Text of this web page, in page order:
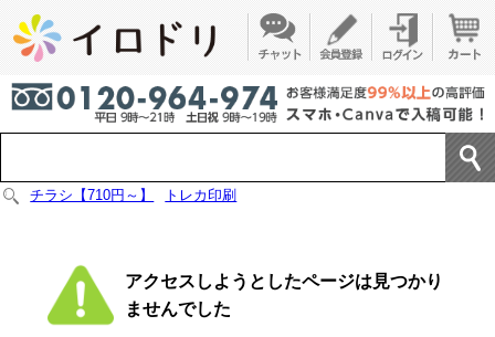
チラシ【710円～】 トレカ印刷
アクセスしようとしたページは見つかり
ませんでした